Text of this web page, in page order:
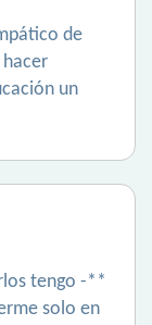
de
un
tengo -**
solo en